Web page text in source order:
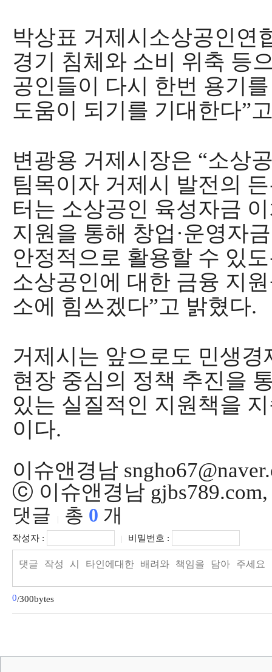
박상표 거제시소상공인연
경기 침체와 소비 위축 등
공인들이 다시 한번 용기
도움이 되기를 기대한다”
변광용 거제시장은 “소상
팀목이자 거제시 발전의
터는 소상공인 육성자금
지원을 통해 창업 ·운영자
안정적으로 활용할 수 있
소상공인에 대한 금융 지
소에 힘쓰겠다”고 밝혔다.
거제시는 앞으로도 민생
현장 중심의 정책 추진을
있는 실질적인 지원책을
이다.
이슈앤경남
ⓒ 이슈앤경남
댓글 총 0 개
작성자 : 비밀번호 :
0/300bytes